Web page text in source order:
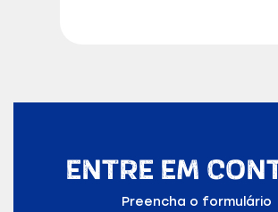
ENTRE EM
Preencha o formulário